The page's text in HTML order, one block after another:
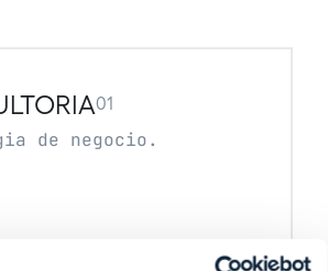
01
de negocio.